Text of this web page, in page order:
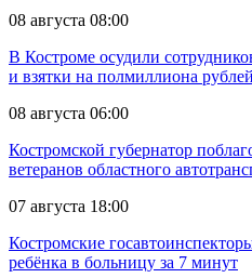
08 августа 08:00
В Костроме осудили
и взятки на полмиллиона рублей
08 августа 06:00
Костромской губернатор
ветеранов областного
07 августа 18:00
Костромские
ребёнка в больницу за 7 минут